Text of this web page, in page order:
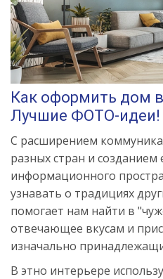
Как оформить дом
Лучшие ФОТО-идеи!
С расширением
разных стран и созданием
информационного
узнавать о традициях
помогает нам найти в
отвечающее вкусам и
изначально
В этно интерьере